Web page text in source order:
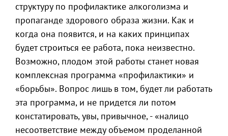
структуру по профилактике алкоголизма и
пропаганде здорового образа жизни. Как и
когда она появится, и на каких принципах
будет строиться ее работа, пока неизвестно.
Возможно, плодом этой работы станет новая
комплексная программа «профилактики» и
«борьбы». Вопрос лишь в том, будет ли работать
эта программа, и не придется ли потом
констатировать, увы, привычное, - «налицо
несоответствие между объемом проделанной